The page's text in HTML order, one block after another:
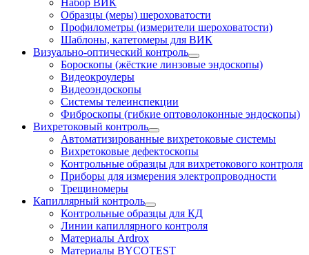
Набор ВИК
Образцы (меры) шероховатости
Профилометры (измерители шероховатости)
Шаблоны, катетомеры для ВИК
Визуально-оптический контроль
Бороскопы (жёсткие линзовые эндоскопы)
Видеокроулеры
Видеоэндоскопы
Системы телеинспекции
Фиброскопы (гибкие оптоволоконные эндоскопы)
Вихретоковый контроль
Автоматизированные вихретоковые системы
Вихретоковые дефектоскопы
Контрольные образцы для вихретокового контроля
Приборы для измерения электропроводности
Трещиномеры
Капиллярный контроль
Контрольные образцы для КД
Линии капиллярного контроля
Материалы Ardrox
Материалы BYCOTEST